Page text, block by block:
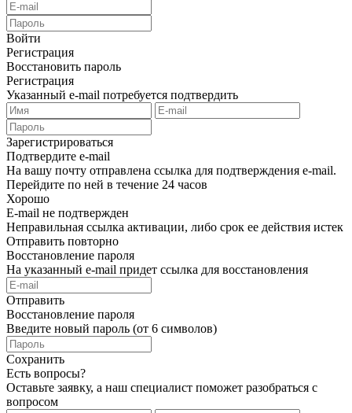
Войти
Регистрация
Восстановить пароль
Регистрация
Указанный e-mail потребуется подтвердить
Зарегистрироваться
Подтвердите e-mail
На вашу почту отправлена ссылка для подтверждения e-mail.
Перейдите по ней в течение 24 часов
Хорошо
E-mail не подтвержден
Неправильная ссылка активации, либо срок ее действия истек
Отправить повторно
Восстановление пароля
На указанный e-mail придет ссылка для восстановления
Отправить
Восстановление пароля
Введите новый пароль (от 6 символов)
Сохранить
Есть вопросы?
Оставьте заявку, а наш специалист поможет разобраться с
вопросом